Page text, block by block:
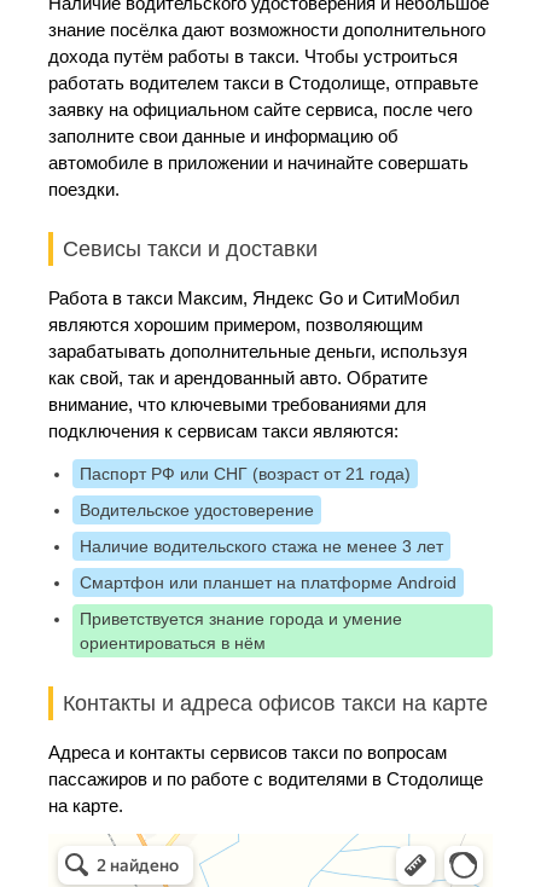
знание посёлка дают возможности дополнительного
дохода путём работы в такси. Чтобы устроиться
работать водителем такси в Стодолище, отправьте
заявку на официальном сайте сервиса, после чего
заполните свои данные и информацию об
автомобиле в приложении и начинайте совершать
поездки.
Севисы такси и доставки
Работа в такси Максим, Яндекс Go и СитиМобил
являются хорошим примером, позволяющим
зарабатывать дополнительные деньги, используя
как свой, так и арендованный авто. Обратите
внимание, что ключевыми требованиями для
подключения к сервисам такси являются:
Паспорт РФ или СНГ (возраст от 21 года)
Водительское удостоверение
Наличие водительского стажа не менее 3 лет
Смартфон или планшет на платформе Android
Приветствуется знание города и умение
ориентироваться в нём
Контакты и адреса офисов такси на карте
Адреса и контакты сервисов такси по вопросам
пассажиров и по работе с водителями в Стодолище
на карте.